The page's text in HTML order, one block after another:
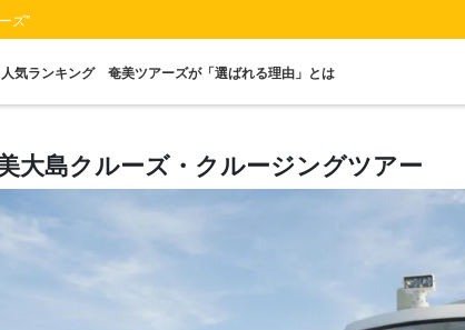
ズ"
人気ランキング 奄美ツアーズが「選ばれる理由」とは
迎付きプラン
当日予約OK
大島クルーズ・クルージングツアー